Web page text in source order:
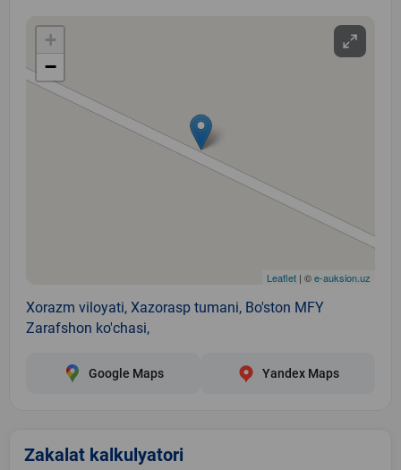
+
−
Leaflet | ©e-auksion.uz
Xorazm viloyati, Xazorasp tumani, Bo'ston MFY
Zarafshon ko'chasi,
Google Maps Yandex Maps
Zakalat kalkulyatori